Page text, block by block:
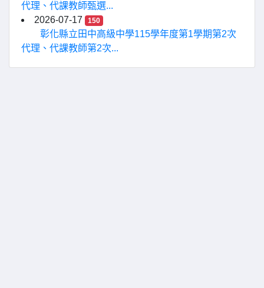
代理、代課教師甄選...
2026-07-17
150
彰化縣立田中高級中學115學年度第1學期第2次
代理、代課教師第2次...